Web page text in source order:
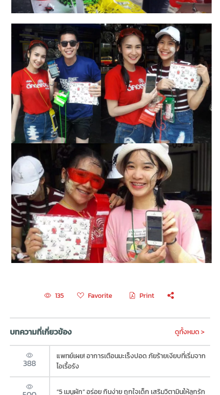
135 Favorite Print
บทความที่เกี่ยวข้อง ดูทั้งหมด >
388
แพทย์เผย! อาการเตือนมะเร็งปอด ภัยร้ายเงียบที่เริ่มจาก
ไอเรื้อรัง
“5 เมนูผัก” อร่อย กินง่าย ถูกใจเด็ก เสริมวิตามินให้ลูกรัก